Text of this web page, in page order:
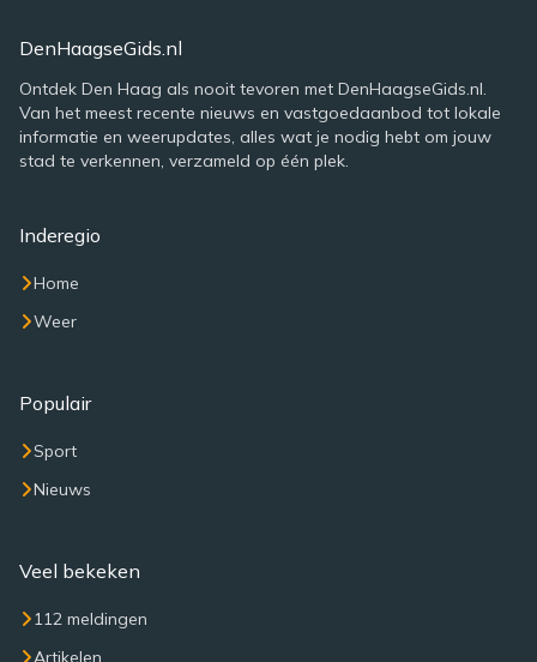
DenHaagseGids.nl
Ontdek Den Haag als nooit tevoren met DenHaagseGids.nl.
Van het meest recente nieuws en vastgoedaanbod tot lokale
informatie en weerupdates, alles wat je nodig hebt om jouw
stad te verkennen, verzameld op één plek.
Inderegio
Home
Weer
Populair
Sport
Nieuws
Veel bekeken
112 meldingen
Artikelen